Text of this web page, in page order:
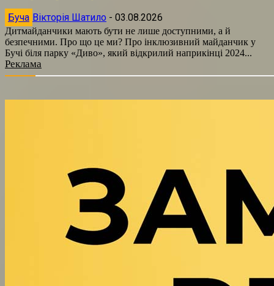
Буча Вікторія Шатило - 03.08.2026
Дитмайданчики мають бути не лише доступними, а й
безпечними. Про що це ми? Про інклюзивний майданчик у
Бучі біля парку «Диво», який відкрилий наприкінці 2024...
Реклама